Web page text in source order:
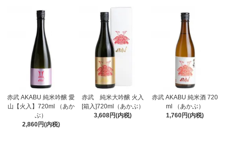
赤武 AKABU 純米吟醸 愛
山【火入】720ml （あか
ぶ）
2,860円(内税)
赤武 純米大吟醸 火入
[箱入]720ml（あかぶ）
3,608円(内税)
赤武 AKABU 純米酒 720
ml （あかぶ）
1,760円(内税)